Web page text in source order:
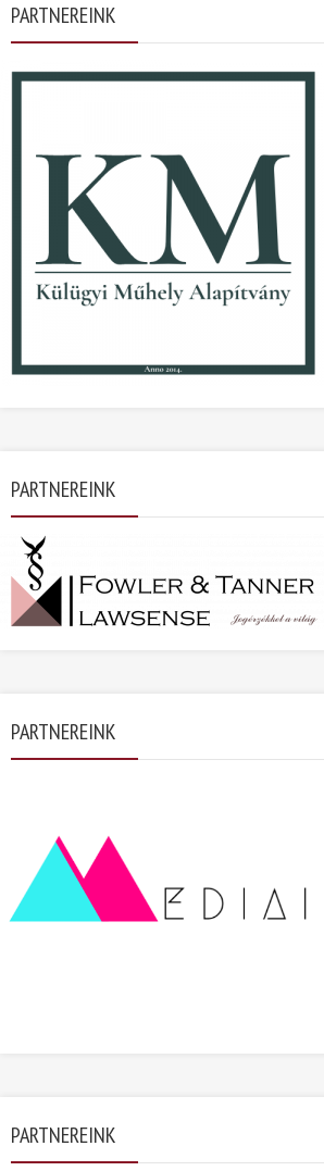
PARTNEREINK
PARTNEREINK
PARTNEREINK
PARTNEREINK